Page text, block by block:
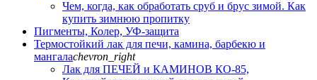
Чем, когда, как обработать сруб и брус зимой. Как
купить зимнюю пропитку
Пигменты, Колер, УФ-защита
Термостойкий лак для печи, камина, барбекю и
мангалаchevron_right
Лак для ПЕЧЕЙ и КАМИНОВ КО-85,